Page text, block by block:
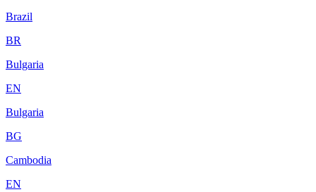
Brazil
BR
Bulgaria
EN
Bulgaria
BG
Cambodia
EN